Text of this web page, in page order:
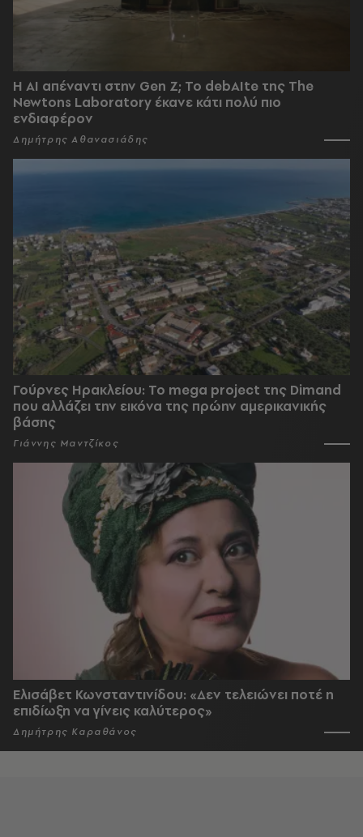
Η AI απέναντι στην Gen Z; Το debAIte της The
Newtons Laboratory έκανε κάτι πολύ πιο
ενδιαφέρον
Δημήτρης Αθανασιάδης
Γούρνες Ηρακλείου: To mega project της Dimand
που αλλάζει την εικόνα της πρώην αμερικανικής
βάσης
Γιάννης Μαντζίκος
Ελισάβετ Κωνσταντινίδου: «Δεν τελειώνει ποτέ η
επιδίωξη να γίνεις καλύτερος»
Δημήτρης Καραθάνος